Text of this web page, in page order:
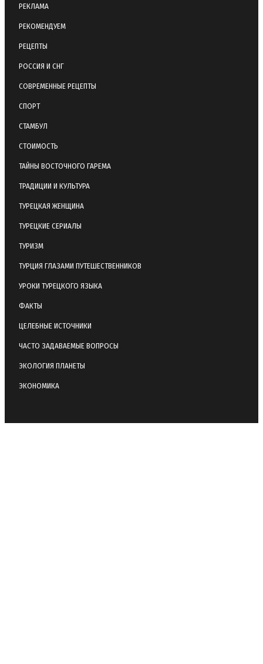
РЕКЛАМА
РЕКОМЕНДУЕМ
РЕЦЕПТЫ
РОССИЯ И СНГ
СОВРЕМЕННЫЕ РЕЦЕПТЫ
СПОРТ
СТАМБУЛ
СТОИМОСТЬ
ТАЙНЫ ВОСТОЧНОГО ГАРЕМА
ТРАДИЦИИ И КУЛЬТУРА
ТУРЕЦКАЯ ЖЕНЩИНА
ТУРЕЦКИЕ СЕРИАЛЫ
ТУРИЗМ
ТУРЦИЯ ГЛАЗАМИ ПУТЕШЕСТВЕННИКОВ
УРОКИ ТУРЕЦКОГО ЯЗЫКА
ФАКТЫ
ЦЕЛЕБНЫЕ ИСТОЧНИКИ
ЧАСТО ЗАДАВАЕМЫЕ ВОПРОСЫ
ЭКОЛОГИЯ ПЛАНЕТЫ
ЭКОНОМИКА